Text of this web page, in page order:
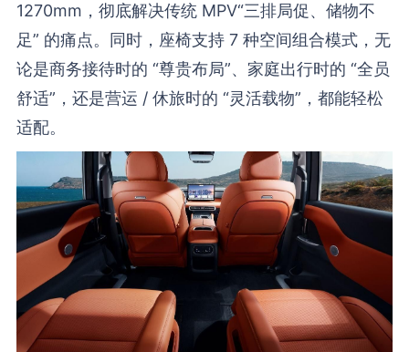
1270mm，彻底解决传统 MPV“三排局促、储物不
足” 的痛点。同时，座椅支持 7 种空间组合模式，无
论是商务接待时的 “尊贵布局”、家庭出行时的 “全员
舒适”，还是营运 / 休旅时的 “灵活载物”，都能轻松
适配。